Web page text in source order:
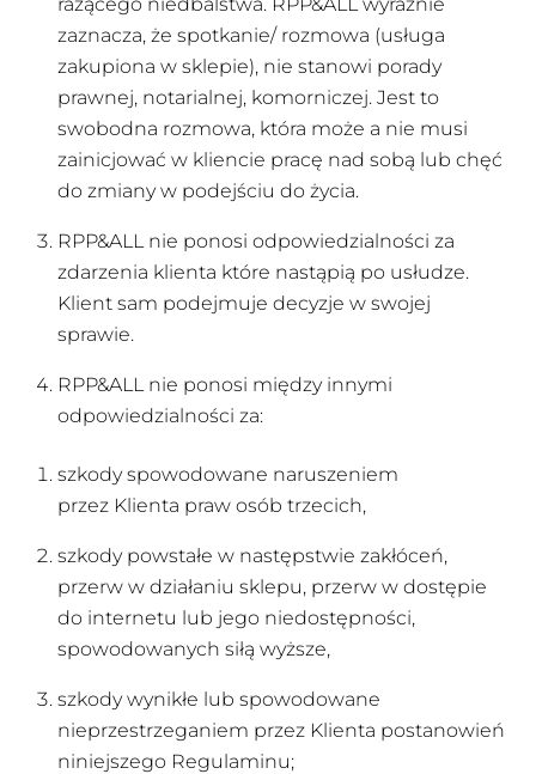
zaznacza, że spotkanie/ rozmowa (usługa
zakupiona w sklepie), nie stanowi porady
prawnej, notarialnej, komorniczej. Jest to
swobodna rozmowa, która może a nie musi
zainicjować w kliencie pracę nad sobą lub chęć
do zmiany w podejściu do życia.
RPP&ALL nie ponosi odpowiedzialności za
zdarzenia klienta które nastąpią po usłudze.
Klient sam podejmuje decyzje w swojej
sprawie.
RPP&ALL nie ponosi między innymi
odpowiedzialności za:
szkody spowodowane naruszeniem
przez Klienta praw osób trzecich,
szkody powstałe w następstwie zakłóceń,
przerw w działaniu sklepu, przerw w dostępie
do internetu lub jego niedostępności,
spowodowanych siłą wyższe,
szkody wynikłe lub spowodowane
nieprzestrzeganiem przez Klienta postanowień
niniejszego Regulaminu;